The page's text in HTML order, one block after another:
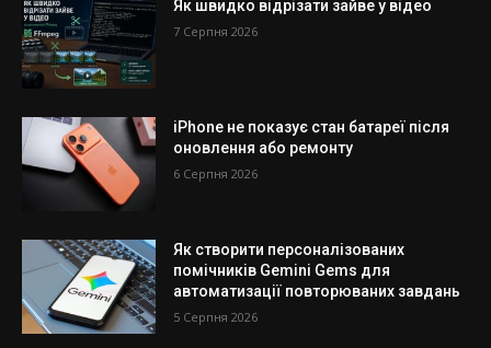
Як швидко відрізати зайве у відео
7 Серпня 2026
iPhone не показує стан батареї після
оновлення або ремонту
6 Серпня 2026
Як створити персоналізованих
помічників Gemini Gems для
автоматизації повторюваних завдань
5 Серпня 2026